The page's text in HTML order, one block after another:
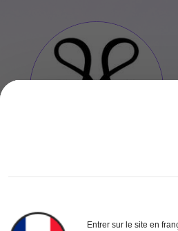
Entrer sur le site en